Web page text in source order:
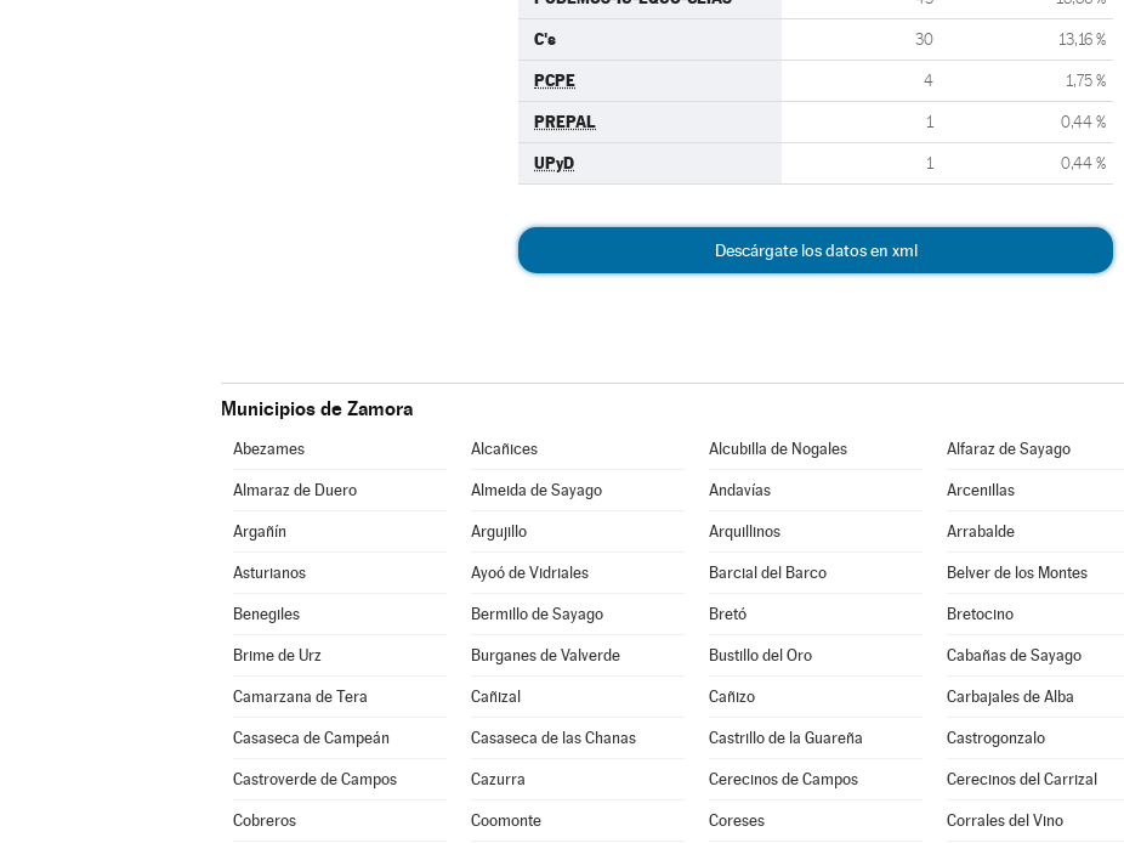
C's 30 13,16 %
PCPE 4 1,75 %
PREPAL 1 0,44 %
UPyD 1 0,44 %
Descárgate los datos en xml
Municipios de Zamora
Abezames Alcañices Alcubilla de Nogales Alfaraz de Sayago
Almaraz de Duero Almeida de Sayago Andavías Arcenillas
Argañín Argujillo Arquillinos Arrabalde
Asturianos Ayoó de Vidriales Barcial del Barco Belver de los Montes
Benegiles Bermillo de Sayago Bretó Bretocino
Brime de Urz Burganes de Valverde Bustillo del Oro Cabañas de Sayago
Camarzana de Tera Cañizal Cañizo Carbajales de Alba
Casaseca de Campeán Casaseca de las Chanas Castrillo de la Guareña Castrogonzalo
Castroverde de Campos Cazurra Cerecinos de Campos Cerecinos del Carrizal
Cobreros Coomonte Coreses Corrales del Vino